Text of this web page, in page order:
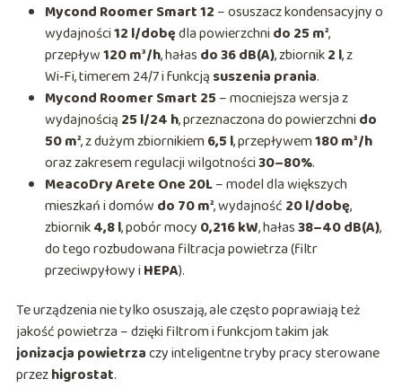
Mycond Roomer Smart 12 – osuszacz kondensacyjny o
wydajności12 l/dobędla powierzchni do 25 m²,
przepływ120 m³/h, hałas do 36 dB(A), zbiornik2 l, z
Wi‑Fi, timerem 24/7 i funkcją suszenia prania.
Mycond Roomer Smart 25 – mocniejsza wersja z
wydajnością 25 l/24 h, przeznaczona do powierzchni do
50 m², z dużym zbiornikiem6,5 l, przepływem180 m³/h
oraz zakresem regulacji wilgotności30–80%.
MeacoDry Arete One 20L– model dla większych
mieszkań i domów do 70 m², wydajność 20 l/dobę,
zbiornik4,8 l, pobór mocy 0,216 kW, hałas38–40 dB(A),
do tego rozbudowana filtracja powietrza (filtr
przeciwpyłowy i HEPA).
Te urządzenia nie tylko osuszają, ale często poprawiają też
jakość powietrza – dzięki filtrom i funkcjom takim jak
jonizacja powietrzaczy inteligentne tryby pracy sterowane
przezhigrostat.